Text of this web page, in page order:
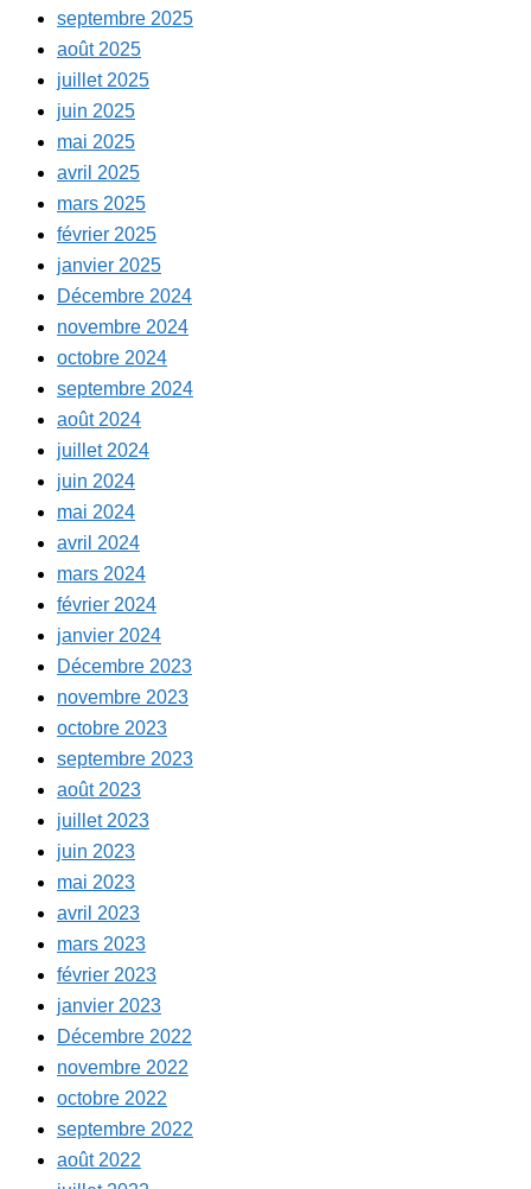
septembre 2025
août 2025
juillet 2025
juin 2025
mai 2025
avril 2025
mars 2025
février 2025
janvier 2025
Décembre 2024
novembre 2024
octobre 2024
septembre 2024
août 2024
juillet 2024
juin 2024
mai 2024
avril 2024
mars 2024
février 2024
janvier 2024
Décembre 2023
novembre 2023
octobre 2023
septembre 2023
août 2023
juillet 2023
juin 2023
mai 2023
avril 2023
mars 2023
février 2023
janvier 2023
Décembre 2022
novembre 2022
octobre 2022
septembre 2022
août 2022